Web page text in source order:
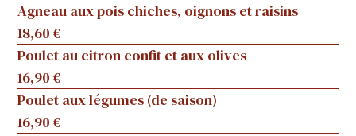
Agneau aux pois chiches, oignons et raisins
18,60 €
Poulet au citron confit et aux olives
16,90 €
Poulet aux légumes (de saison)
16,90 €